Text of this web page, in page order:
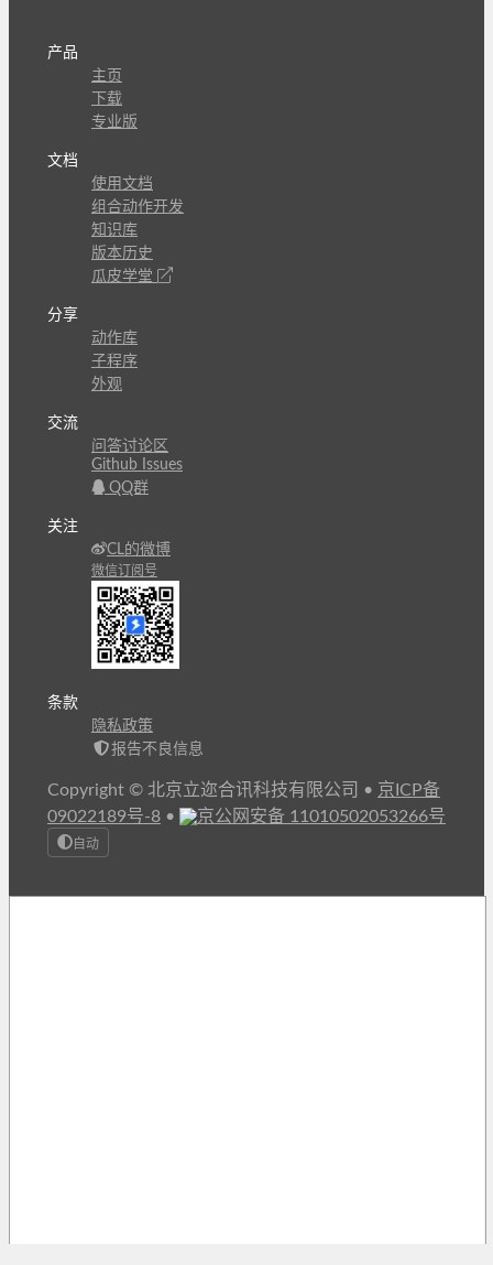
产品
主页
下载
专业版
文档
使用文档
组合动作开发
知识库
版本历史
瓜皮学堂
分享
动作库
子程序
外观
交流
问答讨论区
Github Issues
QQ群
关注
CL的微博
微信订阅号
条款
隐私政策
报告不良信息
Copyright © 北京立迩合讯科技有限公司 • 京ICP备
09022189号-8 • 京公网安备 11010502053266号
自动